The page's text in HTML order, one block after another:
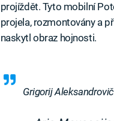
projíždět. Tyto mobilní
projela, rozmontovány a
naskytl obraz hojnosti.
Grigorij